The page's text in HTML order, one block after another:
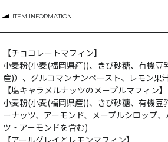
ITEM INFORMATION
【チョコレートマフィン】
小麦粉(小麦(福岡県産))、きび砂糖、有機
産)）、グルコマンナンペースト、レモン
【塩キャラメルナッツのメープルマフィン】
小麦粉(小麦(福岡県産))、きび砂糖、有機
ーナッツ、アーモンド、メープルシロップ
ツ・アーモンドを含む)
【アールグレイとレモンマフィン】